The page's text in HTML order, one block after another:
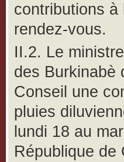
contributions
rendez-vous.
II.2. Le
des Burkinabè
Conseil une
pluies
lundi 18 au
République de